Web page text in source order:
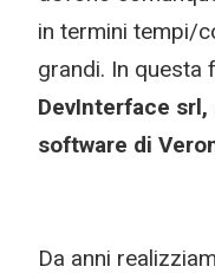
in termini tempi/
grandi. In questa
DevInterface
software di
Da anni